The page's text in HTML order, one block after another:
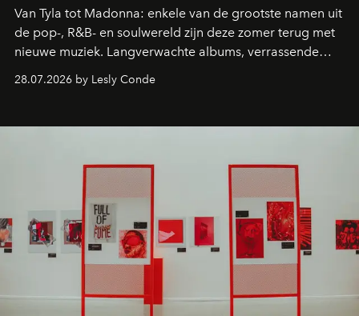
Van Tyla tot Madonna: enkele van de grootste namen uit
de pop-, R&B- en soulwereld zijn deze zomer terug met
nieuwe muziek. Langverwachte albums, verrassende
comebacks en veelbelovende nieuwe projecten: dit zijn
de releases die je niet mag missen.
28.07.2026 by Lesly Conde